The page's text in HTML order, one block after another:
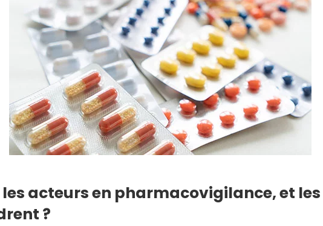
les acteurs en pharmacovigilance, et
?